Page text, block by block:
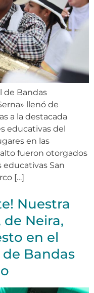
de Bandas
llenó de
a la destacada
educativas del
en las
fueron otorgados
educativas San
[…]
Nuestra
de Neira,
en el
Bandas